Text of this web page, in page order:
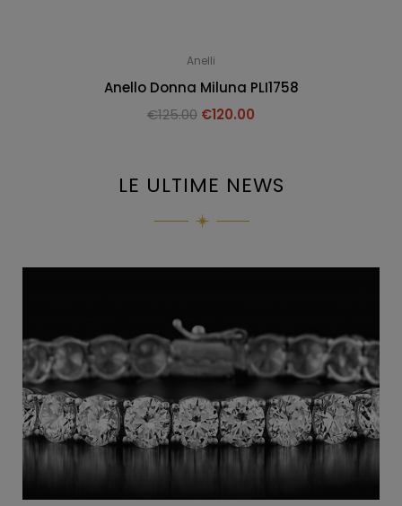
Anelli
Anello Donna Miluna PLI1758
€125.00 €120.00
LE ULTIME NEWS